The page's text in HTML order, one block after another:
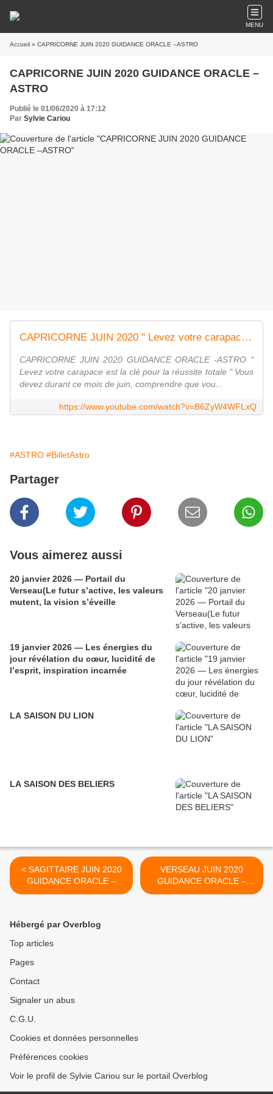
MENU
Accueil » CAPRICORNE JUIN 2020 GUIDANCE ORACLE –ASTRO
CAPRICORNE JUIN 2020 GUIDANCE ORACLE –
ASTRO
Publié le 01/06/2020 à 17:12
Par Sylvie Cariou
CAPRICORNE JUIN 2020 " Levez votre carapace est la clé pour la réussite totale "
CAPRICORNE JUIN 2020 GUIDANCE ORACLE -ASTRO "
Levez votre carapace est la clé pour la réussite totale " Vous
devez durant ce mois de juin, comprendre que vou...
https://www.youtube.com/watch?v=B6ZyW4WFLxQ
#ASTRO #BilletAstro
Partager
Vous aimerez aussi
20 janvier 2026 — Portail du
Verseau(Le futur s’active, les valeurs
mutent, la vision s’éveille
19 janvier 2026 — Les énergies du
jour révélation du cœur, lucidité de
l’esprit, inspiration incarnée
LA SAISON DU LION
LA SAISON DES BELIERS
< SAGITTAIRE JUIN 2020
GUIDANCE ORACLE –
ASTRO
VERSEAU JUIN 2020
GUIDANCE ORACLE –
ASTRO >
Hébergé par Overblog
Top articles
Pages
Contact
Signaler un abus
C.G.U.
Cookies et données personnelles
Préférences cookies
Voir le profil de Sylvie Cariou sur le portail Overblog